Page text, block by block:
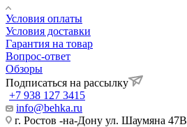
Условия оплаты
Условия доставки
Гарантия на товар
Вопрос-ответ
Обзоры
Подписаться на рассылку
+7 938 127 3415
info@behka.ru
г. Ростов -на-Дону ул. Шаумяна 47В